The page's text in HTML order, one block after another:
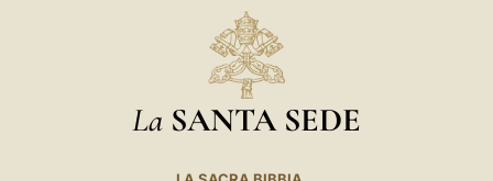
La SANTA SEDE